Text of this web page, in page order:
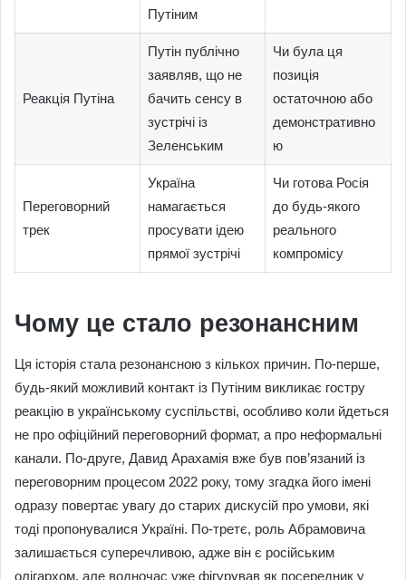
Путіним
Реакція Путіна
Путін публічно
заявляв, що не
бачить сенсу в
зустрічі із
Зеленським
Чи була ця
позиція
остаточною або
демонстративно
ю
Переговорний
трек
Україна
намагається
просувати ідею
прямої зустрічі
Чи готова Росія
до будь-якого
реального
компромісу
Чому це стало резонансним
Ця історія стала резонансною з кількох причин. По-перше,
будь-який можливий контакт із Путіним викликає гостру
реакцію в українському суспільстві, особливо коли йдеться
не про офіційний переговорний формат, а про неформальні
канали. По-друге, Давид Арахамія вже був пов’язаний із
переговорним процесом 2022 року, тому згадка його імені
одразу повертає увагу до старих дискусій про умови, які
тоді пропонувалися Україні. По-третє, роль Абрамовича
залишається суперечливою, адже він є російським
олігархом, але водночас уже фігурував як посередник у